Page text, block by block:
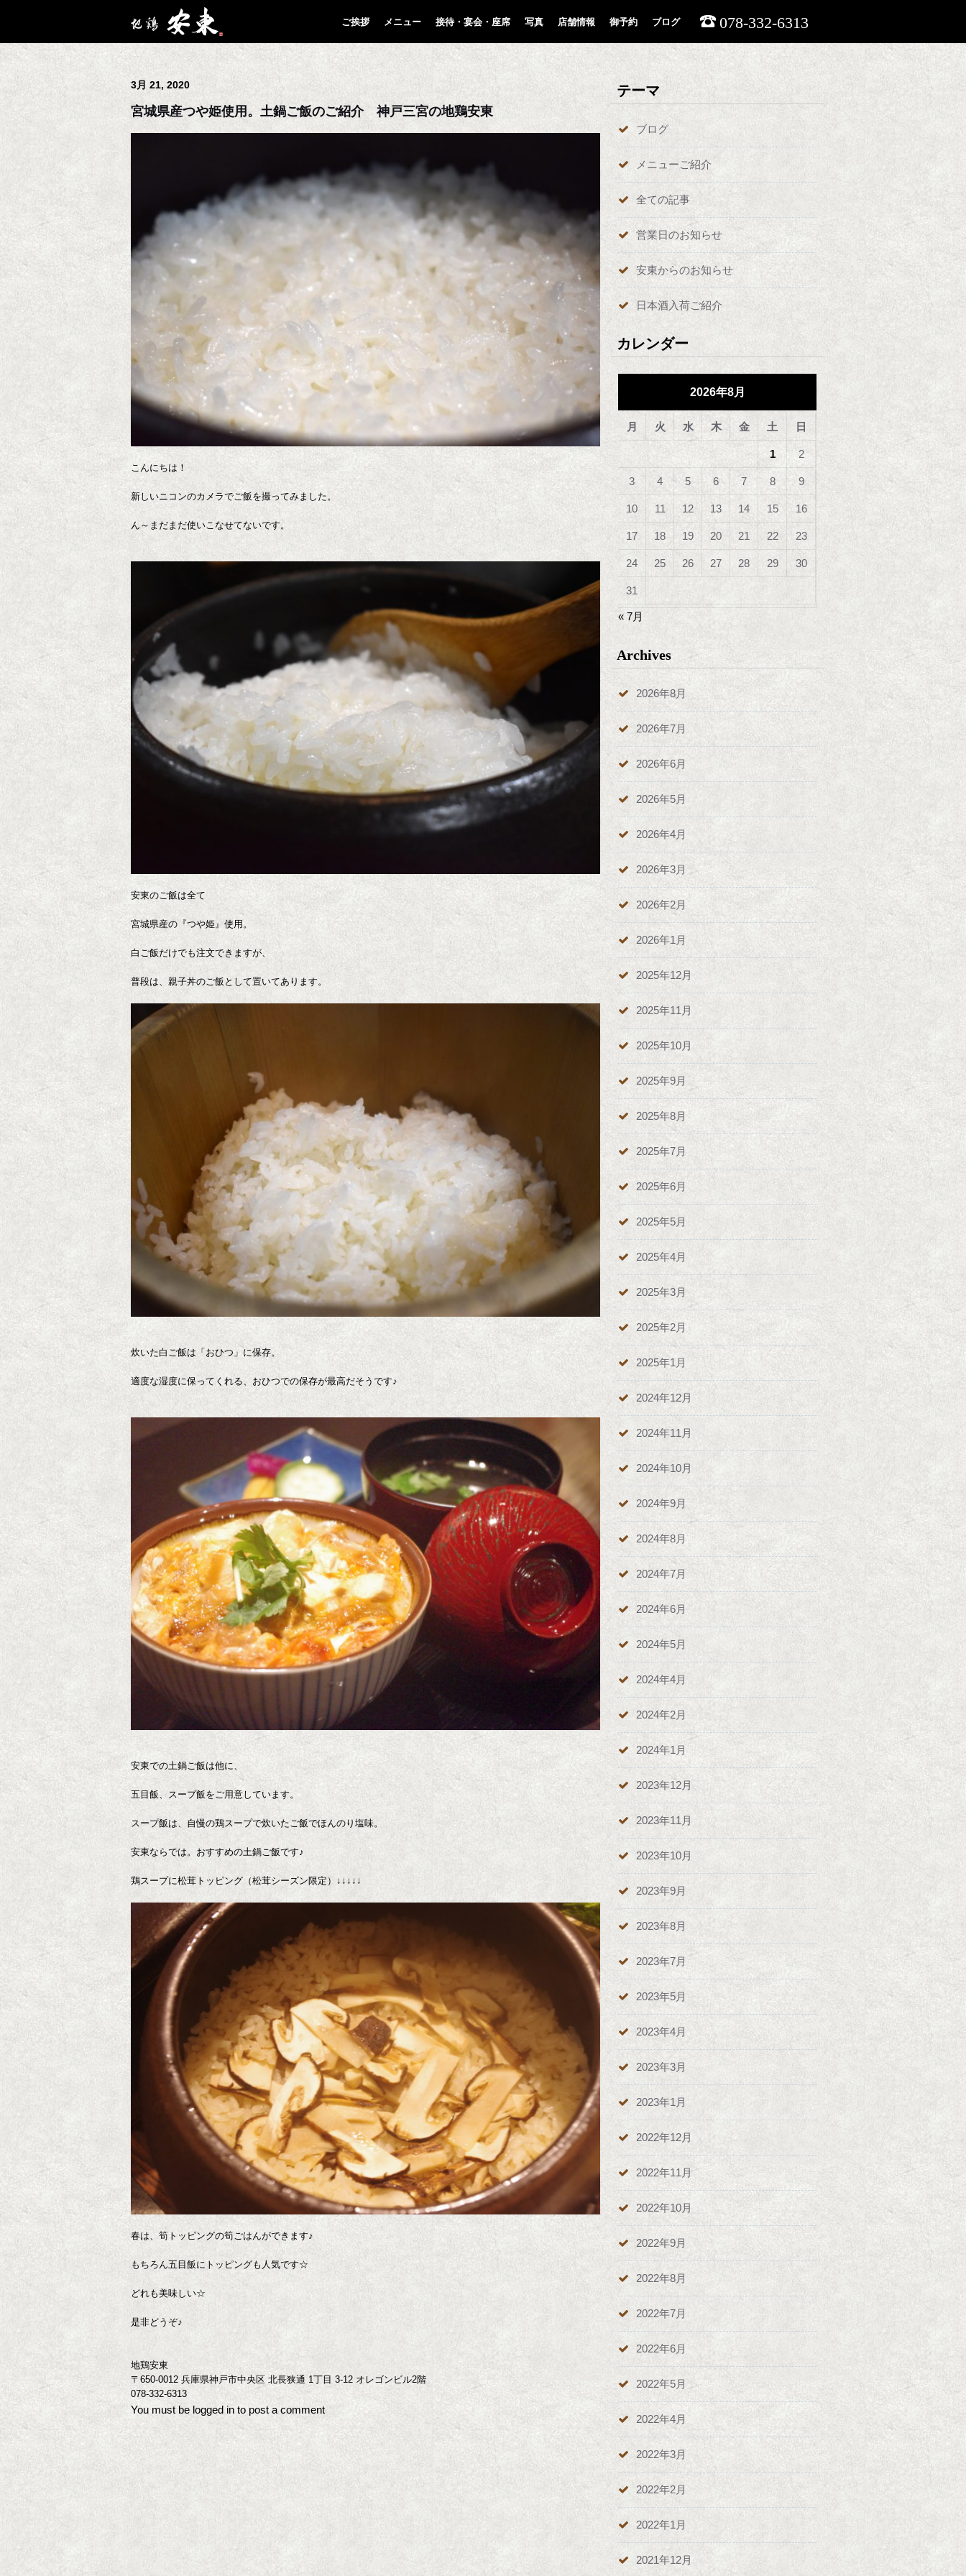
ご挨拶 メニュー 接待・宴会・座席 写真 店舗情報 御予約 ブログ 078-332-6313
3月 21, 2020
宮城県産つや姫使用。土鍋ご飯のご紹介 神戸三宮の地鶏安東
こんにちは！
新しいニコンのカメラでご飯を撮ってみました。
ん～まだまだ使いこなせてないです。
安東のご飯は全て
宮城県産の『つや姫』使用。
白ご飯だけでも注文できますが、
普段は、親子丼のご飯として置いてあります。
炊いた白ご飯は「おひつ」に保存。
適度な湿度に保ってくれる、おひつでの保存が最高だそうです♪
安東での土鍋ご飯は他に、
五目飯、スープ飯をご用意しています。
スープ飯は、自慢の鶏スープで炊いたご飯でほんのり塩味。
安東ならでは。おすすめの土鍋ご飯です♪
鶏スープに松茸トッピング（松茸シーズン限定）↓↓↓↓↓
春は、筍トッピングの筍ごはんができます♪
もちろん五目飯にトッピングも人気です☆
どれも美味しい☆
是非どうぞ♪
地鶏安東
〒650-0012 兵庫県神戸市中央区 北長狭通 1丁目 3-12 オレゴンビル2階
078-332-6313
You must be logged in to post a comment
テーマ
ブログ
メニューご紹介
全ての記事
営業日のお知らせ
安東からのお知らせ
日本酒入荷ご紹介
カレンダー
2026年8月
月 火 水 木 金 土 日
1 2
3 4 5 6 7 8 9
10 11 12 13 14 15 16
17 18 19 20 21 22 23
24 25 26 27 28 29 30
31
« 7月
Archives
2026年8月
2026年7月
2026年6月
2026年5月
2026年4月
2026年3月
2026年2月
2026年1月
2025年12月
2025年11月
2025年10月
2025年9月
2025年8月
2025年7月
2025年6月
2025年5月
2025年4月
2025年3月
2025年2月
2025年1月
2024年12月
2024年11月
2024年10月
2024年9月
2024年8月
2024年7月
2024年6月
2024年5月
2024年4月
2024年2月
2024年1月
2023年12月
2023年11月
2023年10月
2023年9月
2023年8月
2023年7月
2023年5月
2023年4月
2023年3月
2023年1月
2022年12月
2022年11月
2022年10月
2022年9月
2022年8月
2022年7月
2022年6月
2022年5月
2022年4月
2022年3月
2022年2月
2022年1月
2021年12月